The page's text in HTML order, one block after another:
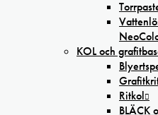
KOL och
Ritkol
BLÄCK